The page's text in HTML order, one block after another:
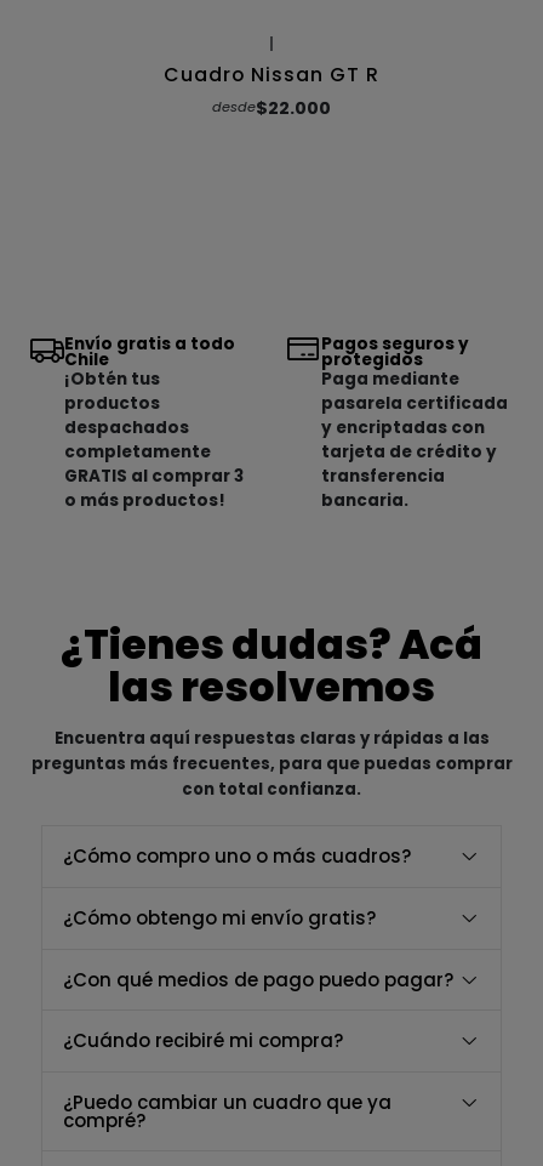
Cuadro Nissan GT R
desde$22.000
Envío gratis a todo
Chile
¡Obtén tus
productos
despachados
completamente
GRATIS al comprar 3
o más productos!
Pagos seguros y
protegidos
Paga mediante
pasarela certificada
y encriptadas con
tarjeta de crédito y
transferencia
bancaria.
¿Tienes dudas? Acá
las resolvemos
Encuentra aquí respuestas claras y rápidas a las
preguntas más frecuentes, para que puedas comprar
con total confianza.
¿Cómo compro uno o más cuadros?
¿Cómo obtengo mi envío gratis?
¿Con qué medios de pago puedo pagar?
¿Cuándo recibiré mi compra?
¿Puedo cambiar un cuadro que ya
compré?